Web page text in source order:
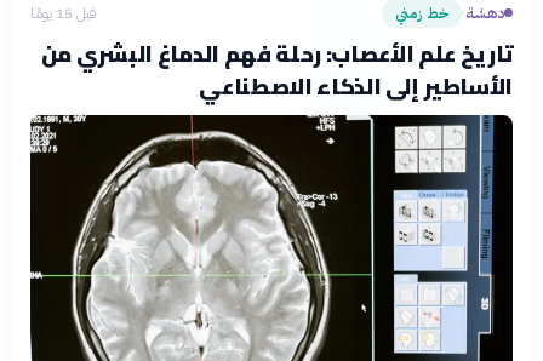
دهشة› خط زمني قبل 15 يومًا
تاريخ علم الأعصاب: رحلة فهم الدماغ البشري من
الأساطير إلى الذكاء الاصطناعي